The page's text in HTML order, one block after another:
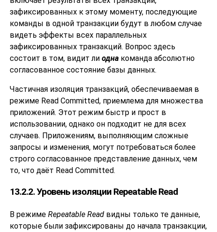
зафиксированных к этому моменту, последующие
команды в одной транзакции будут в любом случае
видеть эффекты всех параллельных
зафиксированных транзакций. Вопрос здесь
состоит в том, видит ли одна команда абсолютно
согласованное состояние базы данных.
Частичная изоляция транзакций, обеспечиваемая в
режиме Read Committed, приемлема для множества
приложений. Этот режим быстр и прост в
использовании, однако он подходит не для всех
случаев. Приложениям, выполняющим сложные
запросы и изменения, могут потребоваться более
строго согласованное представление данных, чем
то, что даёт Read Committed.
13.2.2. Уровень изоляции Repeatable Read
В режиме Repeatable Read видны только те данные,
которые были зафиксированы до начала транзакции,